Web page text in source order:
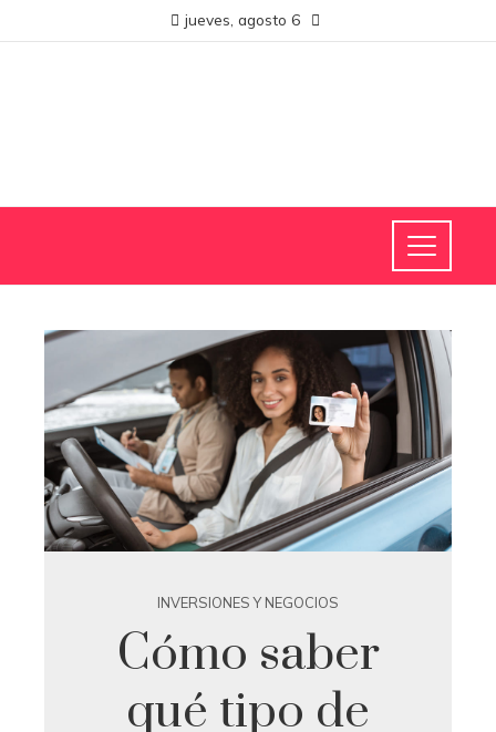
jueves, agosto 6
INVERSIONES Y NEGOCIOS
Cómo saber
qué tipo de